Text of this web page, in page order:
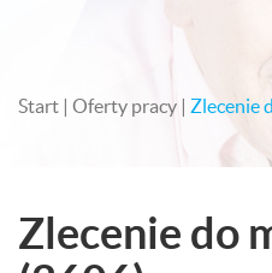
Start | Oferty pracy | Zlecenie
Zlecenie do